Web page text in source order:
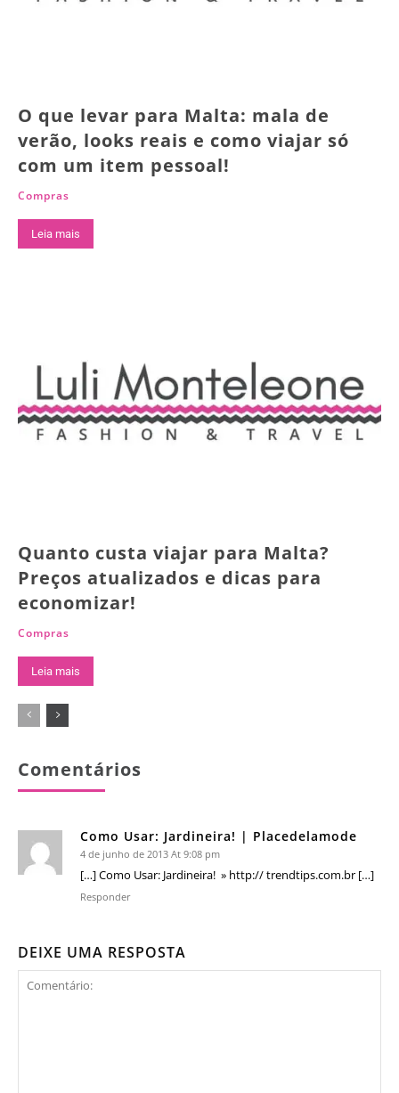
O que levar para Malta: mala de
verão, looks reais e como viajar só
com um item pessoal!
Compras
Leia mais
Quanto custa viajar para Malta?
Preços atualizados e dicas para
economizar!
Compras
Leia mais
Comentários
Como Usar: Jardineira! | Placedelamode
4 de junho de 2013 At 9:08 pm
[…] Como Usar: Jardineira! » http:// trendtips.com.br […]
Responder
DEIXE UMA RESPOSTA